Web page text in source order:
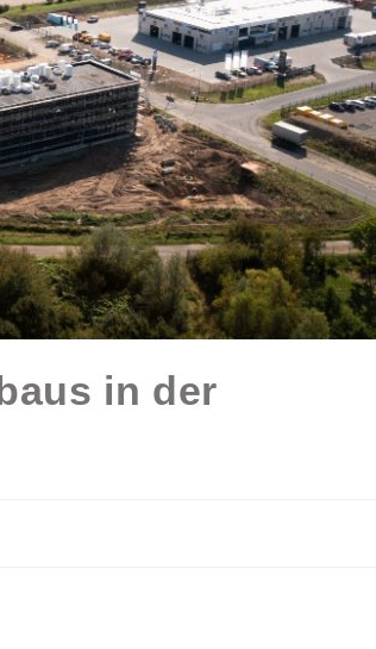
in der